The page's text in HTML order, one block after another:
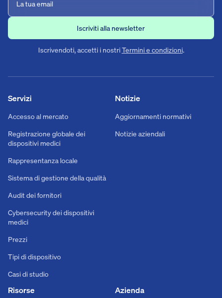
Iscrivendoti, accetti i nostriTermini e condizioni.
Notizie
Aggiornamenti normativi
Notizie aziendali
Servizi
Accesso al mercato
Registrazione globale dei
dispositivi medici
Rappresentanza locale
Sistema di gestione della qualità
Audit dei fornitori
Cybersecurity dei dispositivi
medici
Prezzi
Tipi di dispositivo
Casi di studio
Risorse Azienda